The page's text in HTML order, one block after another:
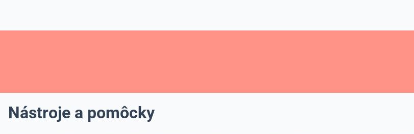
Nástroje a pomôcky